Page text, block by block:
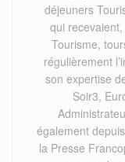
déjeuners
qui
Tourisme,
régulièrement
son expertise
Soir3,
également
la Presse